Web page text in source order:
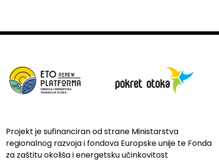
Projekt je sufinanciran od strane Ministarstva
regionalnog razvoja i fondova Europske unije te Fonda
za zaštitu okoliša i energetsku učinkovitost